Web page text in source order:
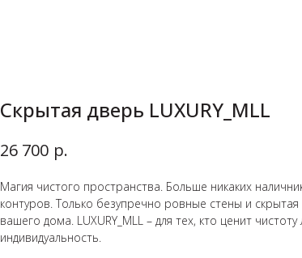
Скрытая дверь LUXURY_MLL
26 700 р.
Магия чистого пространства. Больше никаких
контуров. Только безупречно ровные стены и
вашего дома. LUXURY_MLL – для тех, кто ценит
индивидуальность.